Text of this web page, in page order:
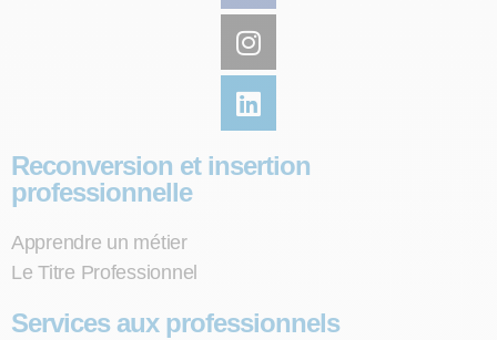
Reconversion et insertion
professionnelle
Apprendre un métier
Le Titre Professionnel
Services aux professionnels